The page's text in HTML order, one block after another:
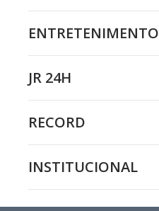
ENTRETENIMENTO
JR 24H
RECORD
INSTITUCIONAL